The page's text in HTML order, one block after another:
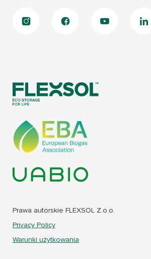
Prawa autorskie FLEXSOL Z.o.o.
Privacy Policy
Warunki użytkowania